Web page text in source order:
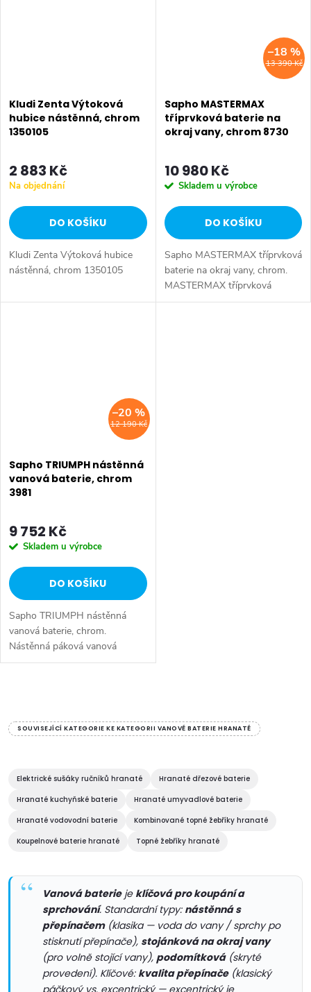
Kludi Zenta Výtoková
hubice nástěnná, chrom
1350105
2 883 Kč
Na objednání
DO KOŠÍKU
Kludi Zenta Výtoková hubice
nástěnná, chrom 1350105
13 390 Kč
–18 %
Sapho MASTERMAX
tříprvková baterie na
okraj vany, chrom 8730
10 980 Kč
Skladem u výrobce
DO KOŠÍKU
Sapho MASTERMAX tříprvková
baterie na okraj vany, chrom.
MASTERMAX tříprvková
baterie na okraj vany přepínač
12 190 Kč
–20 %
Sapho TRIUMPH nástěnná
vanová baterie, chrom
3981
9 752 Kč
Skladem u výrobce
DO KOŠÍKU
Sapho TRIUMPH nástěnná
vanová baterie, chrom.
Nástěnná páková vanová
baterie balení neobsahuje ruční
pro...
v
á
d
a
c
SOUVISEJÍCÍ KATEGORIE KE KATEGORII VANOVÉ BATERIE HRANATÉ
Elektrické sušáky ručníků hranaté
Hranaté dřezové baterie
Hranaté kuchyňské baterie
Hranaté umyvadlové baterie
Hranaté vodovodní baterie
Kombinované topné žebříky hranaté
Koupelnové baterie hranaté
Topné žebříky hranaté
Vanová baterieje klíčová pro koupání a
sprchování. Standardní typy: nástěnná s
přepínačem(klasika — voda do vany / sprchy po
stisknutí přepínače), stojánková na okraj vany
(pro volně stojící vany), podomítková(skryté
provedení). Klíčové: kvalita přepínače(klasický